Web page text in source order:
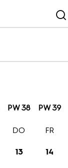
PW 38 PW 39
13
DO
14
FR